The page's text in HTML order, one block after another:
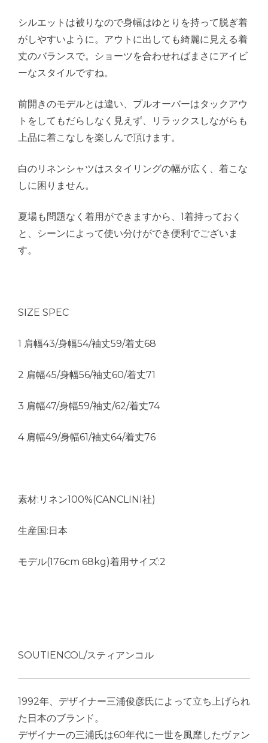
シルエットは被りなので身幅はゆとりを持って脱ぎ着
がしやすいように。アウトに出しても綺麗に見える着
丈のバランスで。ショーツを合わせればまさにアイビ
ーなスタイルですね。
前開きのモデルとは違い、プルオーバーはタックアウ
トをしてもだらしなく見えず、リラックスしながらも
上品に着こなしを楽しんで頂けます。
白のリネンシャツはスタイリングの幅が広く、着こな
しに困りません。
夏場も問題なく着用ができますから、1着持っておく
と、シーンによって使い分けができ便利でございま
す。
SIZE SPEC
1 肩幅43/身幅54/袖丈59/着丈68
2 肩幅45/身幅56/袖丈60/着丈71
3 肩幅47/身幅59/袖丈/62/着丈74
4 肩幅49/身幅61/袖丈64/着丈76
素材:リネン100%(CANCLINI社)
生産国:日本
モデル(176cm 68kg)着用サイズ:2
SOUTIENCOL/スティアンコル
1992年、デザイナー三浦俊彦氏によって立ち上げられ
た日本のブランド。
デザイナーの三浦氏は60年代に一世を風靡したヴァン